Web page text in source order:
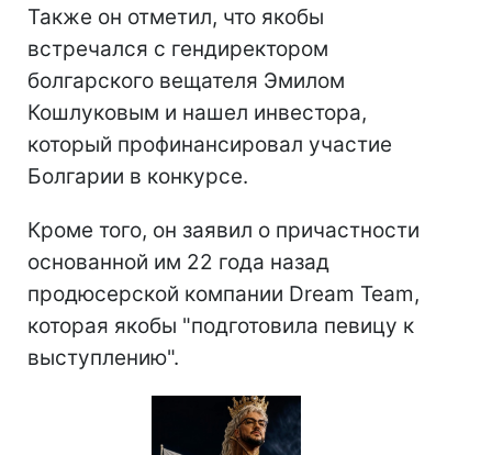
Также он отметил, что якобы
встречался с гендиректором
болгарского вещателя Эмилом
Кошлуковым и нашел инвестора,
который профинансировал участие
Болгарии в конкурсе.
Кроме того, он заявил о причастности
основанной им 22 года назад
продюсерской компании Dream Team,
которая якобы "подготовила певицу к
выступлению".